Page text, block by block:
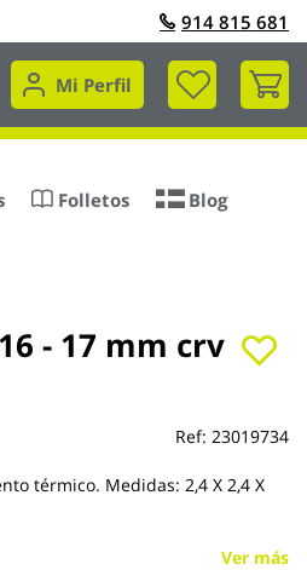
914 815 681
Mi Perfil
Mi
Folletos Blog
- 17 mm crv
Ref: 23019734
térmico. Medidas: 2,4 X 2,4 X
Ver más